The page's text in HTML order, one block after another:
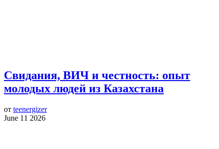
Свидания, ВИЧ и честность: опыт
молодых людей из Казахстана
от teenergizer
June 11 2026